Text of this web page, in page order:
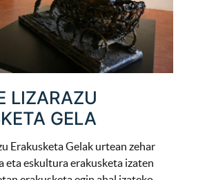
LIZARAZU
GELA
Erakusketa Gelak urtean zehar
eta eskultura erakusketa izaten